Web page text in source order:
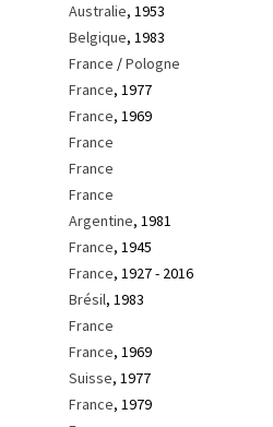
Australie, 1953
Belgique, 1983
France /Pologne
France, 1977
France, 1969
France
France
France
Argentine, 1981
France, 1945
France, 1927 - 2016
Brésil, 1983
France
France, 1969
Suisse, 1977
France, 1979